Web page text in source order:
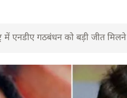
में एनडीए गठबंधन को बड़ी जीत